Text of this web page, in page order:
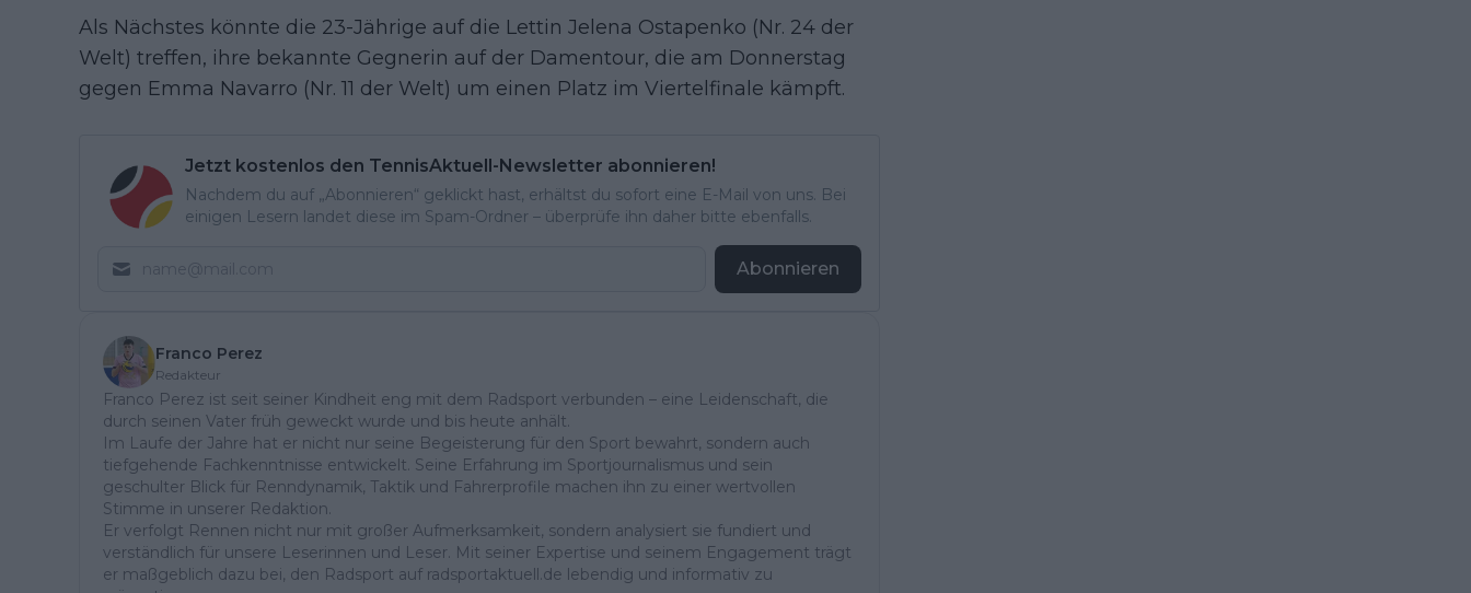
Als Nächstes könnte die 23-Jährige auf die Lettin Jelena Ostapenko (Nr. 24 der
Welt) treffen, ihre bekannte Gegnerin auf der Damentour, die am Donnerstag
gegen Emma Navarro (Nr. 11 der Welt) um einen Platz im Viertelfinale kämpft.
Jetzt kostenlos den TennisAktuell-Newsletter abonnieren!
Nachdem du auf „Abonnieren“ geklickt hast, erhältst du sofort eine E-Mail von uns. Bei
einigen Lesern landet diese im Spam-Ordner – überprüfe ihn daher bitte ebenfalls.
Abonnieren
Franco Perez
Redakteur
Franco Perez ist seit seiner Kindheit eng mit dem Radsport verbunden – eine Leidenschaft, die
durch seinen Vater früh geweckt wurde und bis heute anhält.
Im Laufe der Jahre hat er nicht nur seine Begeisterung für den Sport bewahrt, sondern auch
tiefgehende Fachkenntnisse entwickelt. Seine Erfahrung im Sportjournalismus und sein
geschulter Blick für Renndynamik, Taktik und Fahrerprofile machen ihn zu einer wertvollen
Stimme in unserer Redaktion.
Er verfolgt Rennen nicht nur mit großer Aufmerksamkeit, sondern analysiert sie fundiert und
verständlich für unsere Leserinnen und Leser. Mit seiner Expertise und seinem Engagement trägt
er maßgeblich dazu bei, den Radsport auf radsportaktuell.de lebendig und informativ zu